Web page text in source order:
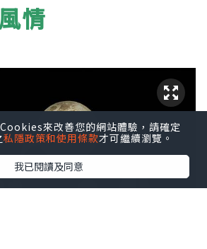
風情
來改善您的網站體驗，請確定
私隱政策和使用條款才可繼續瀏覽。
我已閱讀及同意